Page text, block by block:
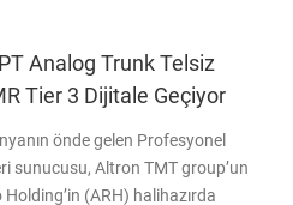
Analog Trunk Telsiz
Tier 3 Dijitale Geçiyor
önde gelen Profesyonel
sunucusu, Altron TMT group’un
(ARH) halihazırda